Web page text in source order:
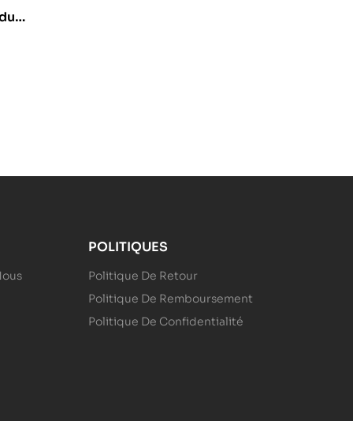
POLITIQUES
Politique De Retour
Politique De Remboursement
Politique De Confidentialité